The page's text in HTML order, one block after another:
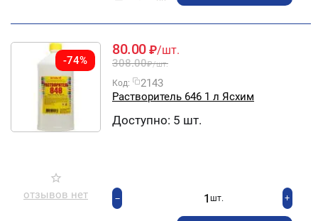
-74%
отзывов нет
80.00 ₽/шт.
308.00₽/шт.
Код:
2143
Растворитель 646 1 л Ясхим
Доступно: 5 шт.
+
шт.
−